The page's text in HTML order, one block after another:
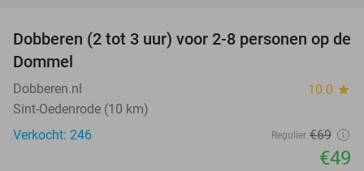
29%
Dobberen (2 tot 3 uur) voor 2-8 personen op de
Dommel
Dobberen.nl 10.0 star
Sint-Oedenrode (10 km)
Verkocht: 246
Regulier €69
€49